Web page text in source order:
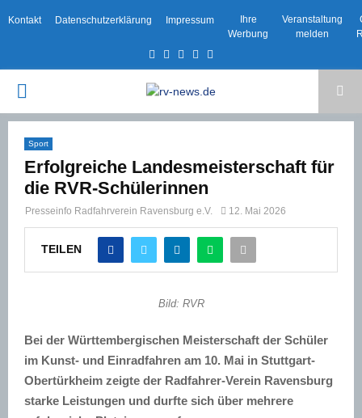
Kontakt Datenschutzerklärung Impressum
Ihre
Werbung
Veranstaltung
melden
Facebook
TwitterInstagram
Email
PRIMARY
MENU
Sport
Erfolgreiche Landesmeisterschaft für
die RVR-Schülerinnen
Presseinfo Radfahrverein Ravensburg e.V. 12. Mai 2026
TEILEN
Bild: RVR
Bei der Württembergischen Meisterschaft der Schüler
im Kunst- und Einradfahren am 10. Mai in Stuttgart-
Obertürkheim zeigte der Radfahrer-Verein Ravensburg
starke Leistungen und durfte sich über mehrere